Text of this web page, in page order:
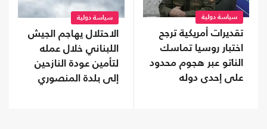
سياسة دولية
تقديرات أمريكية ترجح
اختبار روسيا تماسك
الناتو عبر هجوم محدود
على إحدى دوله
سياسة دولية
الاحتلال يهاجم الجيش
اللبناني خلال عمله
لتأمين عودة النازحين
إلى بلدة المنصوري